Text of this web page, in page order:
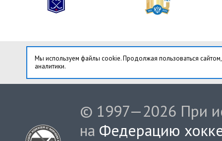
Мы используем файлы cookie. Продолжая пользоваться
аналитики.
© 1997—2026 При
на Федерацию